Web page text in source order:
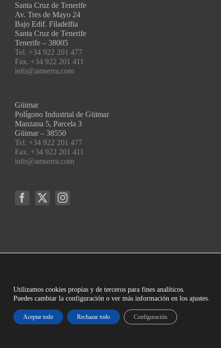
Santa Cruz de Tenerife
Av. Tres de Mayo 24
Bajo Edif. Filadelfia
Santa Cruz de Tenerife
Tenerife – 38005
Tel. +34 922 201 477
Fax. +34 922 201 411
info@amserra.com
Güimar
Polígono Industrial de Güimar
Manzana 5, Parcela 3
Güimar – 38550
Tel. +34 922 201 477
Fax. +34 922 201 411
info@amserra.com
Utilizamos cookies propias y de terceros para fines analíticos.
Puedes cambiar la configuración o ver más información en los ajustes.
Aceptar todo Rechazar todo Configuración